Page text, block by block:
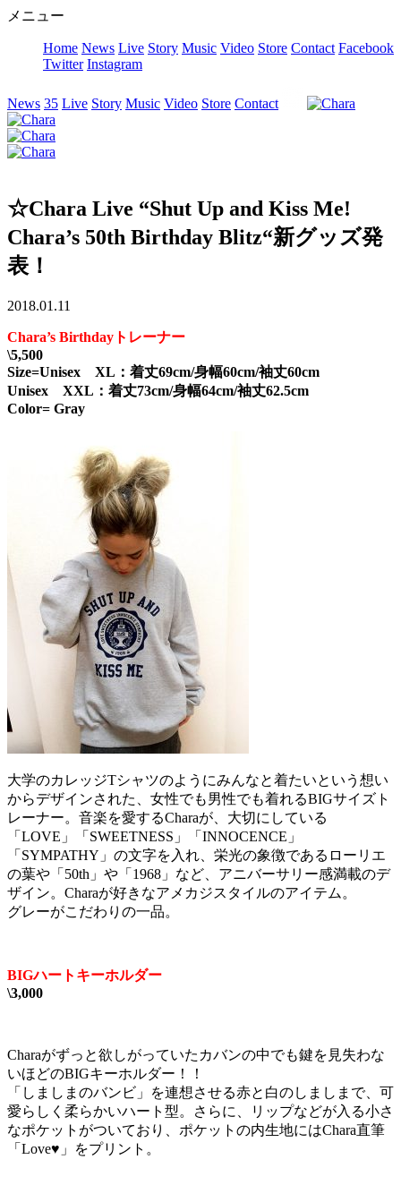
メニュー
Home News Live Story Music Video Store Contact Facebook
Twitter Instagram
News 35 Live Story Music Video Store Contact
☆Chara Live “Shut Up and Kiss Me!
Chara’s 50th Birthday Blitz“新グッズ発
表！
2018.01.11
Chara’s Birthdayトレーナー
\5,500
Size=Unisex XL：着丈69cm/身幅60cm/袖丈60cm
Unisex XXL：着丈73cm/身幅64cm/袖丈62.5cm
Color= Gray
大学のカレッジTシャツのようにみんなと着たいという想い
からデザインされた、女性でも男性でも着れるBIGサイズト
レーナー。音楽を愛するCharaが、大切にしている
「LOVE」「SWEETNESS」「INNOCENCE」
「SYMPATHY」の文字を入れ、栄光の象徴であるローリエ
の葉や「50th」や「1968」など、アニバーサリー感満載のデ
ザイン。Charaが好きなアメカジスタイルのアイテム。
グレーがこだわりの一品。
BIGハートキーホルダー
\3,000
Charaがずっと欲しがっていたカバンの中でも鍵を見失わな
いほどのBIGキーホルダー！！
「しましまのバンビ」を連想させる赤と白のしましまで、可
愛らしく柔らかいハート型。さらに、リップなどが入る小さ
なポケットがついており、ポケットの内生地にはChara直筆
「Love♥」をプリント。